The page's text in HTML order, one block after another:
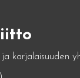
karjalaisuuden